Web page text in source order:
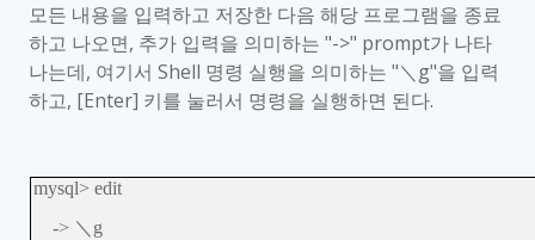
모든 내용을 입력하고 저장한 다음 해당 프로그램을 종료
하고 나오면, 추가 입력을 의미하는 "->" prompt가 나타
나는데, 여기서 Shell 명령 실행을 의미하는 "＼g"을 입력
하고, [Enter] 키를 눌러서 명령을 실행하면 된다.
mysql> edit
-> ＼ g